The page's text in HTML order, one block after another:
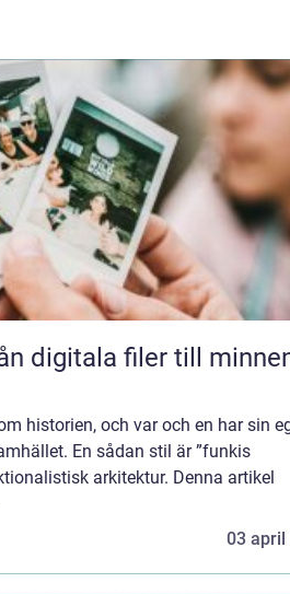
digitala filer till
historien, och var och en har sin
En sådan stil är ”funkis
arkitektur. Denna artikel
03 april